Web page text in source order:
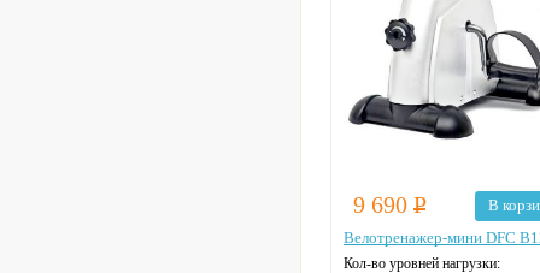
9 690 Р
В
Велотренажер-мини DFC
Кол-во уровней нагрузки: